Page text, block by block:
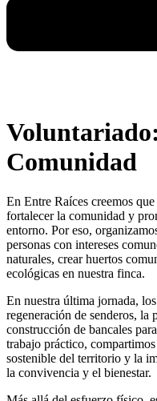
Comunidad
En Entre Raíces creemos
fortalecer la comunidad y
entorno. Por eso,
personas con intereses
naturales, crear huertos
ecológicas en nuestra finca.
En nuestra última jornada,
regeneración de senderos, la
construcción de bancales
trabajo práctico,
sostenible del territorio y la
la convivencia y el bienestar.